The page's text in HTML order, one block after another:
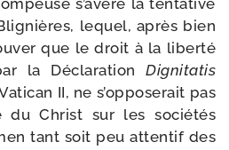
s’avère la ten­ta­tive
lequel, après bien
que le droit à la liber­té
la Déclaration Dignitatis
II, ne s’opposerait pas
du Christ sur les socié­tés
tant soit peu atten­tif des